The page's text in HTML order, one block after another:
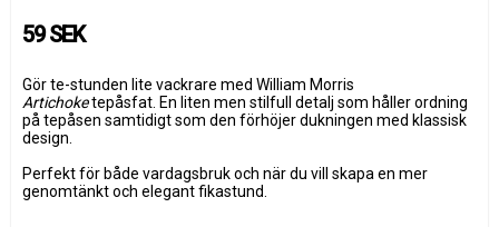
59 SEK
Gör te-stunden lite vackrare med William Morris
Artichoketepåsfat. En liten men stilfull detalj som håller ordning
på tepåsen samtidigt som den förhöjer dukningen med klassisk
design.
Perfekt för både vardagsbruk och när du vill skapa en mer
genomtänkt och elegant fikastund.